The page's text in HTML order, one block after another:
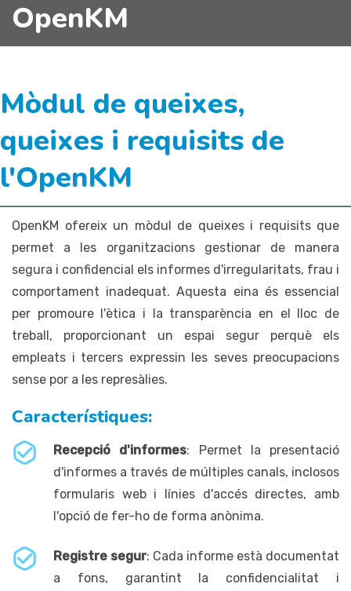
OpenKM
Mòdul de queixes,
queixes i requisits de
l'OpenKM
OpenKM ofereix un mòdul de queixes i requisits que
permet a les organitzacions gestionar de manera
segura i confidencial els informes d'irregularitats, frau i
comportament inadequat. Aquesta eina és essencial
per promoure l'ètica i la transparència en el lloc de
treball, proporcionant un espai segur perquè els
empleats i tercers expressin les seves preocupacions
sense por a les represàlies.
Característiques:
Recepció d'informes: Permet la presentació
d'informes a través de múltiples canals, inclosos
formularis web i línies d'accés directes, amb
l'opció de fer-ho de forma anònima.
Registre segur: Cada informe està documentat
a fons, garantint la confidencialitat i